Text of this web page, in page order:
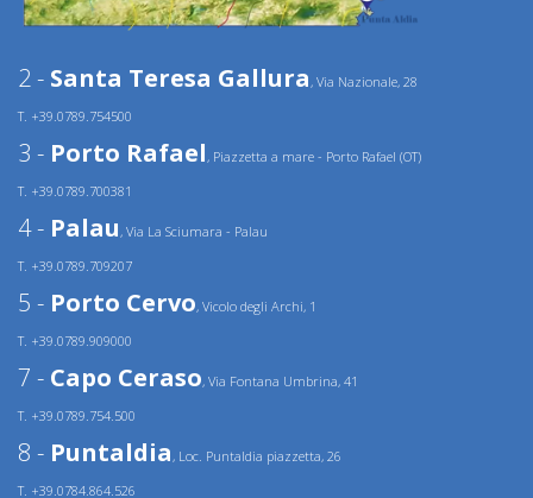
2 - Santa Teresa Gallura, Via Nazionale, 28
T. +39.0789.754500
3 - Porto Rafael, Piazzetta a mare - Porto Rafael (OT)
T. +39.0789.700381
4 - Palau, Via La Sciumara - Palau
T. +39.0789.709207
5 - Porto Cervo, Vicolo degli Archi, 1
T. +39.0789.909000
7 - Capo Ceraso, Via Fontana Umbrina, 41
T. +39.0789.754.500
8 - Puntaldia, Loc. Puntaldia piazzetta, 26
T. +39.0784.864.526